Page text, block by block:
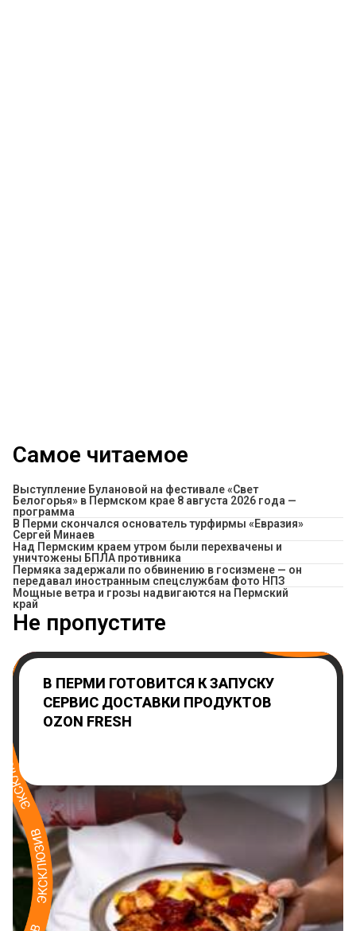
Самое читаемое
Выступление Булановой на фестивале «Свет
Белогорья» в Пермском крае 8 августа 2026 года —
программа
В Перми скончался основатель турфирмы «Евразия»
Сергей Минаев
Над Пермским краем утром были перехвачены и
уничтожены БПЛА противника
Пермяка задержали по обвинению в госизмене — он
передавал иностранным спецслужбам фото НПЗ
Мощные ветра и грозы надвигаются на Пермский
край
Не пропустите
В ПЕРМИ ГОТОВИТСЯ К ЗАПУСКУ
СЕРВИС ДОСТАВКИ ПРОДУКТОВ
OZON FRESH